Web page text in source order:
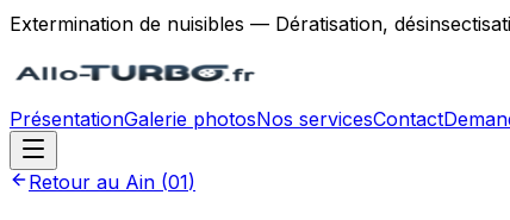
Extermination de nuisibles — Dératisation,
PrésentationGalerie photosNos servicesContact
Retour au Ain (01)